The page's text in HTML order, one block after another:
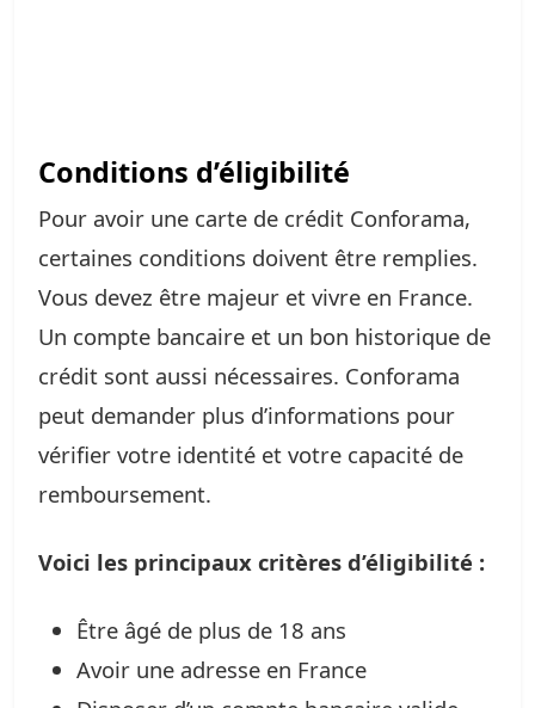
Conditions d’éligibilité
Pour avoir une carte de crédit Conforama,
certaines conditions doivent être remplies.
Vous devez être majeur et vivre en France.
Un compte bancaire et un bon historique de
crédit sont aussi nécessaires. Conforama
peut demander plus d’informations pour
vérifier votre identité et votre capacité de
remboursement.
Voici les principaux critères d’éligibilité :
Être âgé de plus de 18 ans
Avoir une adresse en France